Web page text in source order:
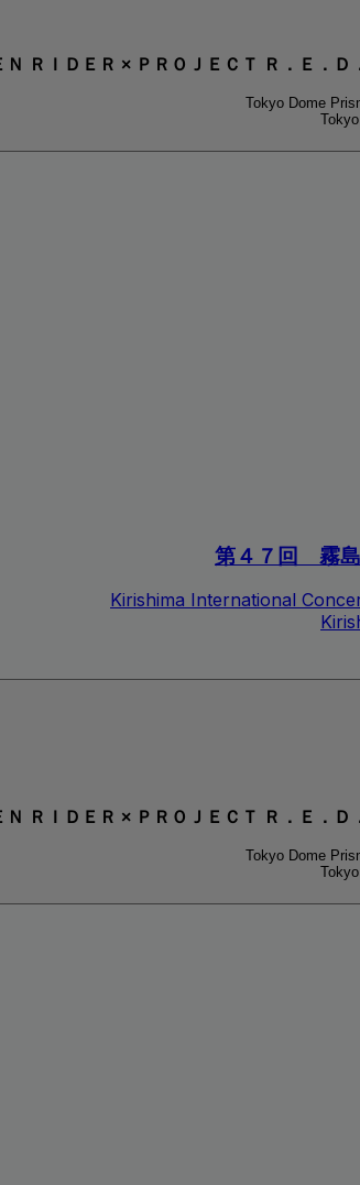
Ｎ ＲＩＤＥＲ × ＰＲＯＪＥＣＴ Ｒ．Ｅ．
Tokyo Dome
第４７回 霧島
Kirishima International
Ｎ ＲＩＤＥＲ × ＰＲＯＪＥＣＴ Ｒ．Ｅ．
Tokyo Dome